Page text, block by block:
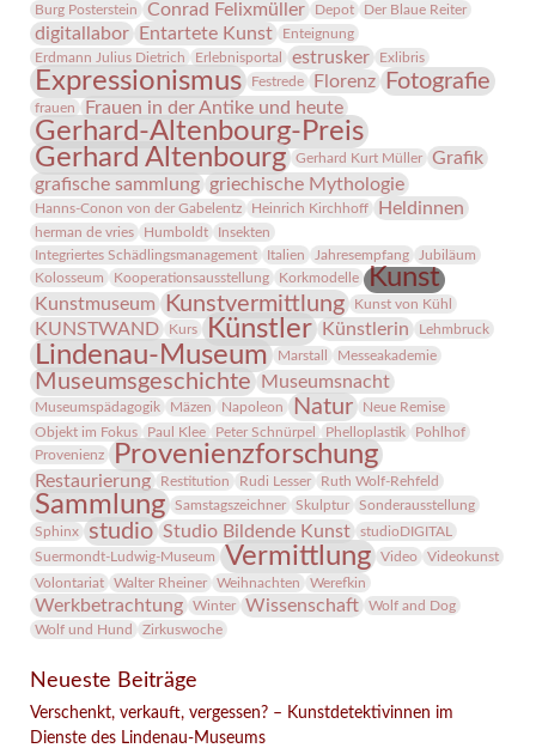
Burg Posterstein Conrad Felixmüller Depot Der Blaue Reiter
digitallabor Entartete Kunst
Enteignung
Erdmann Julius Dietrich
Erlebnisportal estrusker Exlibris
Expressionismus Festrede Florenz Fotografie
frauen Frauen in der Antike und heute
Gerhard-Altenbourg-Preis
Gerhard Altenbourg
Gerhard Kurt Müller
Grafik
grafische sammlung griechische Mythologie
Hanns-Conon von der Gabelentz Heinrich Kirchhoff Heldinnen
herman de vries Humboldt
Insekten
Integriertes Schädlingsmanagement
Italien Jahresempfang
Jubiläum
Kolosseum
Kooperationsausstellung Korkmodelle Kunst
Kunstmuseum Kunstvermittlung Kunst von Kühl
KUNSTWAND Kurs Künstler Künstlerin Lehmbruck
Lindenau-Museum Marstall Messeakademie
Museumsgeschichte Museumsnacht
Museumspädagogik Mäzen Napoleon Natur
Neue Remise
Objekt im Fokus
Paul Klee Peter Schnürpel Phelloplastik
Pohlhof
Provenienz
Provenienzforschung
Restaurierung Restitution Rudi Lesser Ruth Wolf-Rehfeld
Sammlung Samstagszeichner Skulptur
Sonderausstellung
Sphinx
studio Studio Bildende Kunst
studioDIGITAL
Suermondt-Ludwig-Museum
Vermittlung Video
Videokunst
Volontariat
Walter Rheiner Weihnachten Werefkin
Werkbetrachtung Winter Wissenschaft
Wolf and Dog
Wolf und Hund
Zirkuswoche
Neueste Beiträge
Verschenkt, verkauft, vergessen? – Kunstdetektivinnen im
Dienste des Lindenau-Museums